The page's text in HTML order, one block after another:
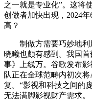
之一就是专业化”。这将
创做者加快出现，2024
高？
制做方需要巧妙地利
晓曦也颇有感到。我国
事》上线万。谷歌发布
队正在全球范畴内初次
复。“影视和科技之间的
无法满脚影视财产需求。